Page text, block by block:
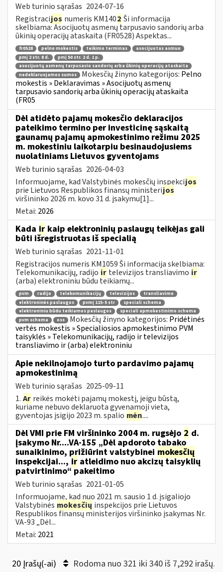
Web turinio sąrašas 2024-07-16
Registracijos numeris KM1402 Ši informacija
skelbiama: Asocijuotų asmenų tarpusavio sandorių arba
ūkinių operacijų ataskaita (FR0528) Aspektas...
fr0528 pelno mokestis teikimo terminas
asocijuotas asmuo
pmį 2 str. 8 d.
pmį 50 str. 2 d. 1 p.
asocijuotų asmenų tarpusavio sandorių arba ūkinių operacijų ataskaita
nedeklaruojamos sumos
Mokesčių žinyno kategorijos: Pelno
mokestis » Deklaravimas » Asocijuotų asmenų
tarpusavio sandorių arba ūkinių operacijų ataskaita
(FR05
Dėl atidėto pajamų mokesčio deklaracijos
pateikimo termino per investicinę sąskaitą
gaunamų pajamų apmokestinimo režimu 2025
m. mokestiniu laikotarpiu besinaudojusiems
nuolatiniams Lietuvos gyventojams
Web turinio sąrašas 2026-04-03
Informuojame, kad Valstybinės mokesčių inspekcijos
prie Lietuvos Respublikos finansų ministerijos
viršininko 2026 m. kovo 31 d. įsakymu[1]...
Metai: 2026
Kada ir kaip elektroninių paslaugų teikėjas gali
būti išregistruotas iš specialią
Web turinio sąrašas 2021-11-01
Registracijos numeris KM1059 Ši informacija skelbiama:
Telekomunikacijų, radijo ir televizijos transliavimo ir
(arba) elektroniniu būdu teikiamų...
pvm radijo telekomunikacijų televizijos
transliavimo
elektroninės paslaugos
pvmį 115-5 str
speciali schema
elektroniniu būdu teikiamos paslaugos
speciali apmokestinimo schema
pvm schema
oss Mokesčių žinyno kategorijos: Pridėtinės
vertės mokestis » Specialiosios apmokestinimo PVM
taisyklės » Telekomunikacijų, radijo ir televizijos
transliavimo ir (arba) elektroniniu
Apie nekilnojamojo turto pardavimo pajamų
apmokestinimą
Web turinio sąrašas 2025-09-11
1. Ar reikės mokėti pajamų mokestį, jeigu būstą,
kuriame nebuvo deklaruota gyvenamoji vieta,
gyventojas įsigijo 2023 m. spalio mėn....
Dėl VMI prie FM viršininko 2004 m. rugsėjo 2 d.
įsakymo Nr....VA-155 „Dėl apdoroto tabako
sunaikinimo, prižiūrint valstybinei mokesčių
inspekcijai..., ir atleidimo nuo akcizų taisyklių
patvirtinimo“ pakeitimo
Web turinio sąrašas 2021-01-05
Informuojame, kad nuo 2021 m. sausio 1 d. įsigaliojo
Valstybinės mokesčių inspekcijos prie Lietuvos
Respublikos finansų ministerijos viršininko įsakymas Nr.
VA-93 „Dėl...
Metai: 2021
20 Įrašų(-ai) Rodoma nuo 321 iki 340 iš 7,292 irašų.